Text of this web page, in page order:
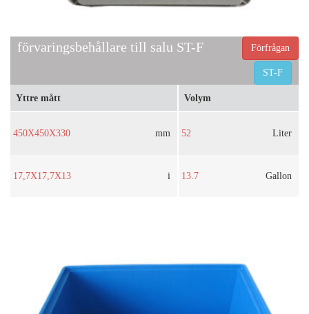
förvaringsbehållare till salu ST-F Förfrågan
ST-F
Yttre mått
450X450X330 mm
17,7X17,7X13 i
Volym
52 Liter
13.7 Gallon